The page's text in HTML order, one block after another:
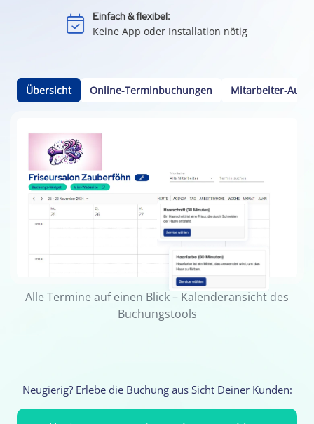
Keine App oder Installation nötig
Kundenbindung:
Kalenderintegration:
Termine per Klick in den Smartphone-Kalender
Übersicht Online-Terminbuchungen Mitarbeiter-
Alle Termine auf einen Blick – Kalenderansicht des
Buchungstools
Neugierig? Erlebe die Buchung aus Sicht Deiner Kunden: